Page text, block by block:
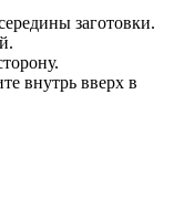
заготовки.
внутрь вверх в